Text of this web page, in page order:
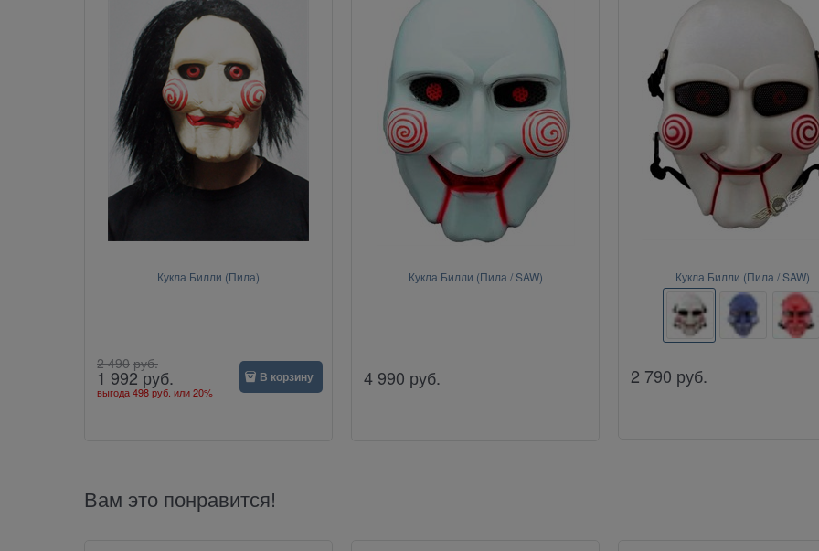
Кукла Билли (Пила)
2 490 руб.
1 992 руб.
выгода498 руб. или20%
В корзину
Кукла Билли (Пила / SAW)
4 990 руб.
Кукла Билли (Пила / SAW)
2 790 руб.
Вам это понравится!